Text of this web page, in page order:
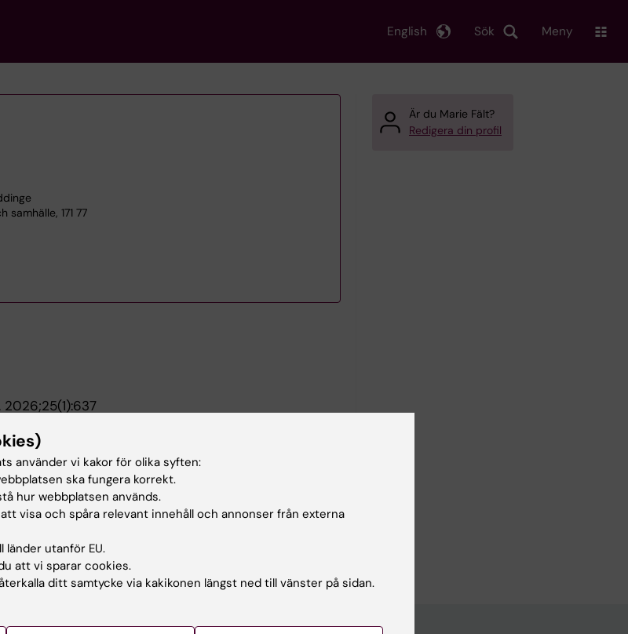
Sök
English Meny
samhälle, 171 77
2026;25(1):637
review
A-CV
63
on Recurrence in the Evacuation of Chronic
Clinical Trial
J; Falt M; Forander P; Marklund N; Tisell M
Är du Marie Fält?
Redigera din profil
använder vi kakor för olika syften:
ska fungera korrekt.
hur webbplatsen används.
visa och spåra relevant innehåll och annonser från externa
utanför EU.
att vi sparar cookies.
ditt samtycke via kakikonen längst ned till vänster på sidan.